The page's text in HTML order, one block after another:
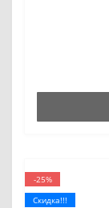
-25%
Скидка!!!